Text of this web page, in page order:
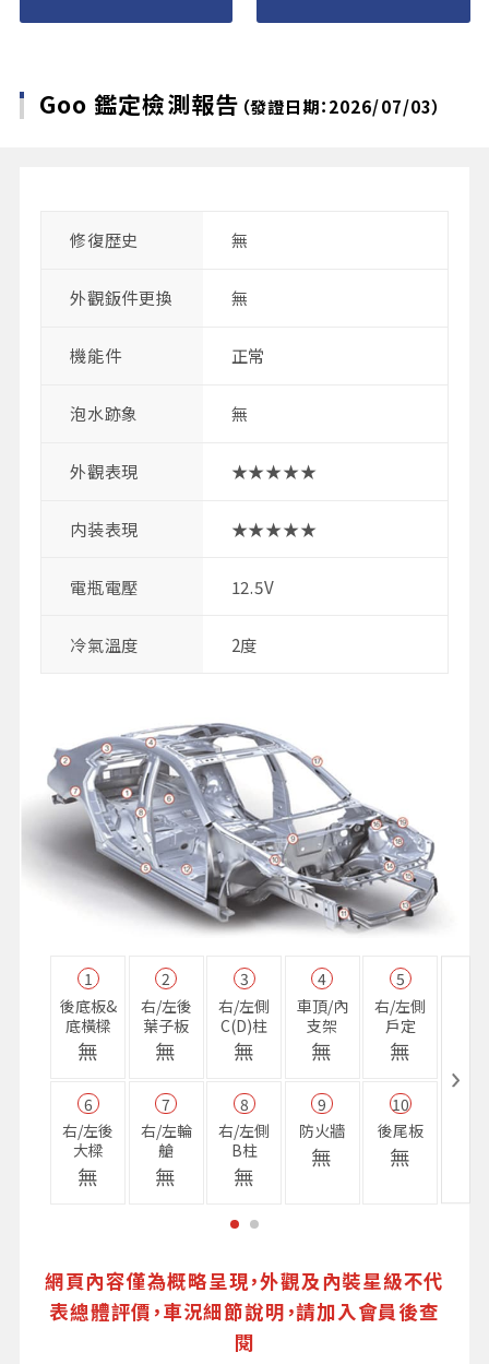
Goo 鑑定檢測報告 （發證日期：2026/07/03）
修復歴史 無
外觀鈑件更換 無
機能件 正常
泡水跡象 無
外觀表現 ★★★★★
内装表現 ★★★★★
電瓶電壓 12.5V
冷氣溫度 2度
1
後底板&
底橫樑
無
2
右/左後
葉子板
無
3
右/左側
C(D)柱
無
4
車頂/內
支架
無
5
右/左側
戶定
無
6
右/左後
大樑
無
7
右/左輪
艙
無
8
右/左側
B柱
無
9
防火牆
無
10
後尾板
無
網頁內容僅為概略呈現，外觀及內裝星級不代
表總體評價，車況細節說明，請加入會員後查
閱